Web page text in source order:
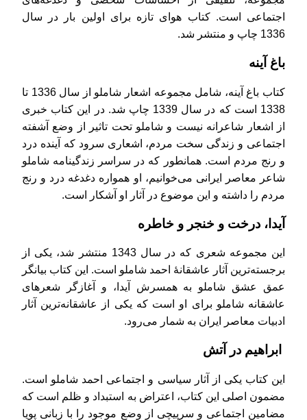
اجتماعی است. کتاب هوای تازه برای اولین بار در سال
1336 چاپ و منتشر شد.
باغ آینه
کتاب باغ آینه، شامل مجموعه اشعار شاملو از سال 1336 تا
1338 است که در سال 1339 چاپ شد. در این کتاب خبری
از اشعار شاعرانه نیست و شاملو تحت تاثیر از وضع آشفته
اجتماعی و زندگی سخت مردم، اشعاری سرود که آینده درد
و رنج مردم است. همانطور که در سراسر زندگینامه شاملو
شاعر معاصر ایرانی می‌خوانیم، او همواره دغدغه درد و رنج
مردم را داشته و این موضوع در آثار او آشکار است.
آیدا، درخت و خنجر و خاطره
این مجموعه شعری که در سال 1343 منتشر شد، یکی از
برجسته‌ترین آثار عاشقانهٔ احمد شاملو است. این کتاب بیانگر
عمق عشق شاملو به همسرش آیدا، و آغازگر شعرهای
عاشقانه شاملو برای او است که یکی از عاشقانه‌ترین آثار
ادبیات معاصر ایران به شمار می‌رود.
ابراهیم در آتش
این کتاب یکی از آثار سیاسی‌ و اجتماعی‌ احمد شاملو است.
مضمون اصلی این کتاب، اعتراض به استبداد و ظلم است که
مضامین اجتماعی و سرپیچی از وضع موجود را با زبانی پویا